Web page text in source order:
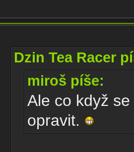
Dzin Tea Racer
miroš píše:
Ale co když
opravit.